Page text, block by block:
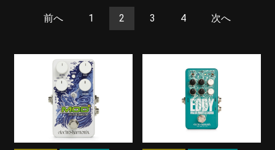
前へ 1 2 3 4 次へ